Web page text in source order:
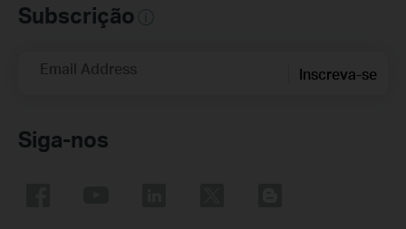
Subscrição
Email Address Inscreva-se
Siga-nos